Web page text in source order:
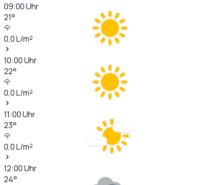
09:00Uhr
21°
0,0L/m²
10:00Uhr
22°
0,0L/m²
11:00Uhr
23°
0,0L/m²
12:00Uhr
24°